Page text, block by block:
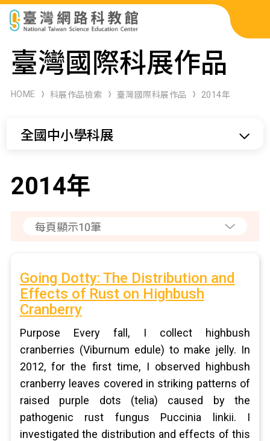
科展作品檢索
科學研習月刊
臺灣國際科展作品
HOME 科展作品檢索 臺灣國際科展作品 2014年
全國中小學科展
2014年
Going Dotty: The Distribution and
Effects of Rust on Highbush
Cranberry
Purpose Every fall, I collect highbush
cranberries (Viburnum edule) to make jelly. In
2012, for the first time, I observed highbush
cranberry leaves covered in striking patterns of
raised purple dots (telia) caused by the
pathogenic rust fungus Puccinia linkii. I
investigated the distribution and effects of this